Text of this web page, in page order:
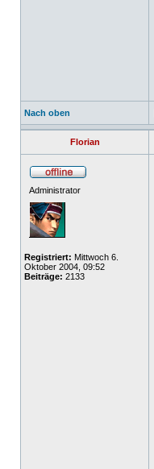
Nach oben
Florian
Administrator
Registriert: Mittwoch 6.
Oktober 2004, 09:52
Beiträge: 2133